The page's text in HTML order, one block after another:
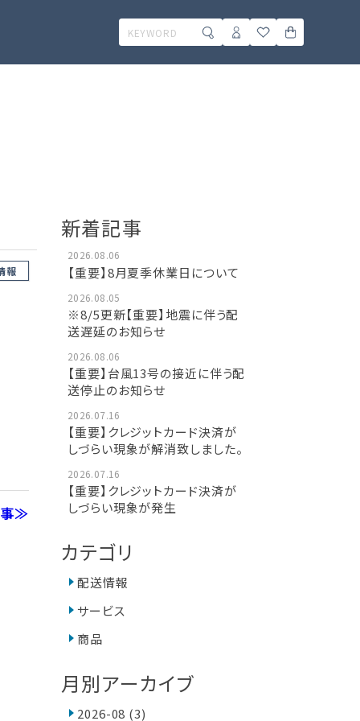
報
事≫
新着記事
2026.08.06
【重要】8月夏季休業日について
2026.08.05
※8/5更新【重要】地震に伴う配
送遅延のお知らせ
2026.08.06
【重要】台風13号の接近に伴う配
送停止のお知らせ
2026.07.16
【重要】クレジットカード決済が
しづらい現象が解消致しました。
2026.07.16
【重要】クレジットカード決済が
しづらい現象が発生
カテゴリ
配送情報
サービス
商品
月別アーカイブ
2026-08 (3)